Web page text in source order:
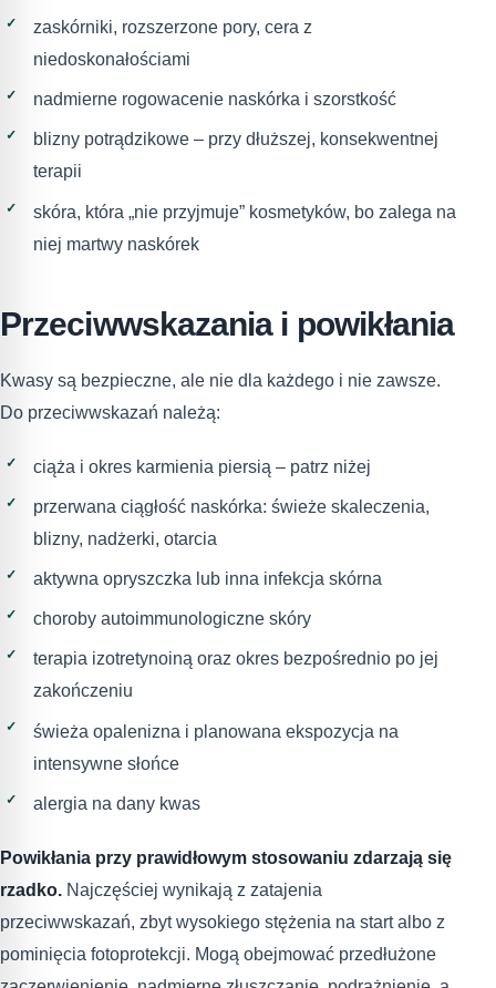
zaskórniki, rozszerzone pory, cera z
niedoskonałościami
nadmierne rogowacenie naskórka i szorstkość
blizny potrądzikowe – przy dłuższej, konsekwentnej
terapii
skóra, która „nie przyjmuje” kosmetyków, bo zalega na
niej martwy naskórek
Przeciwwskazania i powikłania
Kwasy są bezpieczne, ale nie dla każdego i nie zawsze.
Do przeciwwskazań należą:
ciąża i okres karmienia piersią – patrz niżej
przerwana ciągłość naskórka: świeże skaleczenia,
blizny, nadżerki, otarcia
aktywna opryszczka lub inna infekcja skórna
choroby autoimmunologiczne skóry
terapia izotretynoiną oraz okres bezpośrednio po jej
zakończeniu
świeża opalenizna i planowana ekspozycja na
intensywne słońce
alergia na dany kwas
Powikłania przy prawidłowym stosowaniu zdarzają się
rzadko. Najczęściej wynikają z zatajenia
przeciwwskazań, zbyt wysokiego stężenia na start albo z
pominięcia fotoprotekcji. Mogą obejmować przedłużone